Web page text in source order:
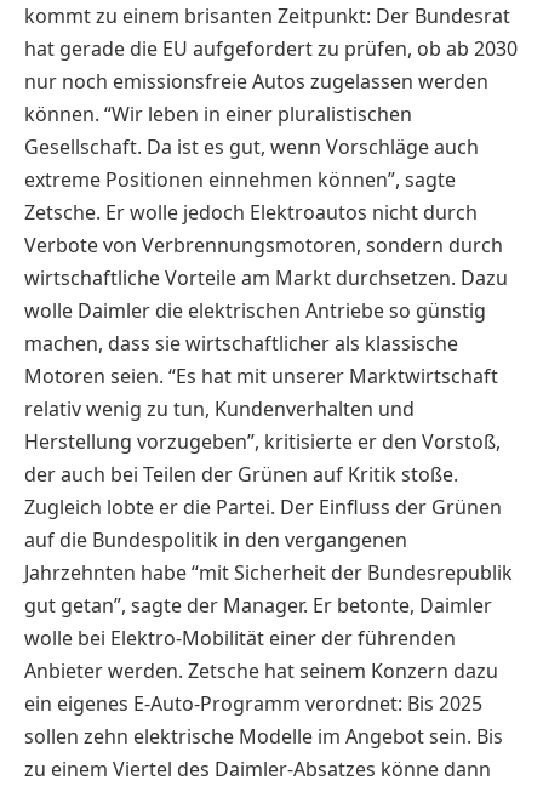
kommt zu einem brisanten Zeitpunkt: Der Bundesrat
hat gerade die EU aufgefordert zu prüfen, ob ab 2030
nur noch emissionsfreie Autos zugelassen werden
können. “Wir leben in einer pluralistischen
Gesellschaft. Da ist es gut, wenn Vorschläge auch
extreme Positionen einnehmen können”, sagte
Zetsche. Er wolle jedoch Elektroautos nicht durch
Verbote von Verbrennungsmotoren, sondern durch
wirtschaftliche Vorteile am Markt durchsetzen. Dazu
wolle Daimler die elektrischen Antriebe so günstig
machen, dass sie wirtschaftlicher als klassische
Motoren seien. “Es hat mit unserer Marktwirtschaft
relativ wenig zu tun, Kundenverhalten und
Herstellung vorzugeben”, kritisierte er den Vorstoß,
der auch bei Teilen der Grünen auf Kritik stoße.
Zugleich lobte er die Partei. Der Einfluss der Grünen
auf die Bundespolitik in den vergangenen
Jahrzehnten habe “mit Sicherheit der Bundesrepublik
gut getan”, sagte der Manager. Er betonte, Daimler
wolle bei Elektro-Mobilität einer der führenden
Anbieter werden. Zetsche hat seinem Konzern dazu
ein eigenes E-Auto-Programm verordnet: Bis 2025
sollen zehn elektrische Modelle im Angebot sein. Bis
zu einem Viertel des Daimler-Absatzes könne dann